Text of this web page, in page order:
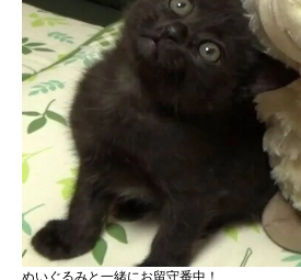
ぬいぐるみと一緒にお留守番中！